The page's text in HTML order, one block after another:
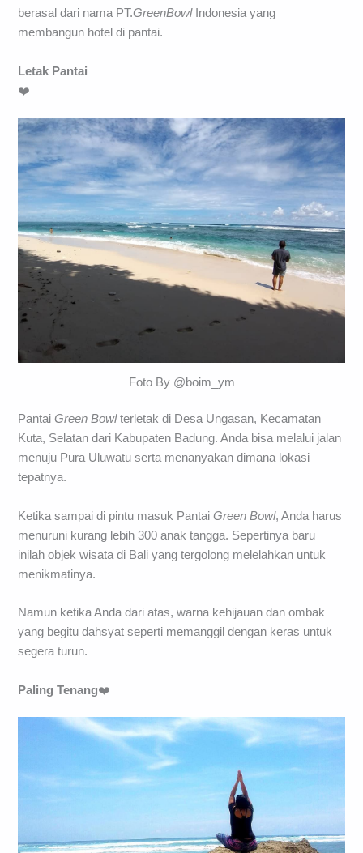
berasal dari nama PT.GreenBowlIndonesia yang
membangun hotel di pantai.
Letak Pantai
❤️
Foto By @boim_ym
PantaiGreen Bowlterletak di Desa Ungasan, Kecamatan
Kuta, Selatan dari Kabupaten Badung. Anda bisa melalui jalan
menuju Pura Uluwatu serta menanyakan dimana lokasi
tepatnya.
Ketika sampai di pintu masuk PantaiGreen Bowl, Anda harus
menuruni kurang lebih 300 anak tangga. Sepertinya baru
inilah objek wisata di Bali yang tergolong melelahkan untuk
menikmatinya.
Namun ketika Anda dari atas, warna kehijauan dan ombak
yang begitu dahsyat seperti memanggil dengan keras untuk
segera turun.
Paling Tenang❤️